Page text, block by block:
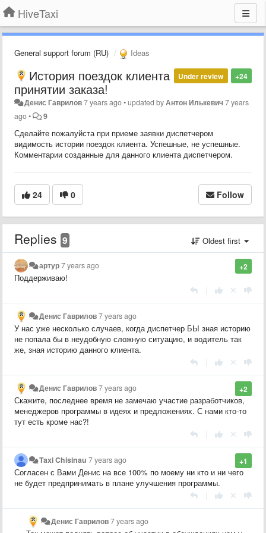
HiveTaxi
General support forum (RU) Ideas
+24
Under review
История поездок клиента
принятии заказа!
Денис Гаврилов7 years ago•updated byАнтон Илькевич 7 years
ago• 9
Сделайте пожалуйста при приеме заявки диспетчером
видимость истории поездок клиента. Успешные, не успешные.
Комментарии созданные для данного клиента диспетчером.
24 0 Follow
Replies 9 Oldest first
+2
артур7 years ago
Поддерживаю!
Денис Гаврилов7 years ago
У нас уже несколько случаев, когда диспетчер БЫ зная историю
не попала бы в неудобную сложную ситуацию, и водитель так
же, зная историю данного клиента.
+2
Денис Гаврилов7 years ago
Скажите, последнее время не замечаю участие разработчиков,
менеджеров программы в идеях и предложениях. С нами кто-то
тут есть кроме нас?!
+1
Taxi Chisinau 7 years ago
Согласен с Вами Денис на все 100% по моему ни кто и ни чего
не будет предпринимать в плане улучшения программы.
Денис Гаврилов7 years ago